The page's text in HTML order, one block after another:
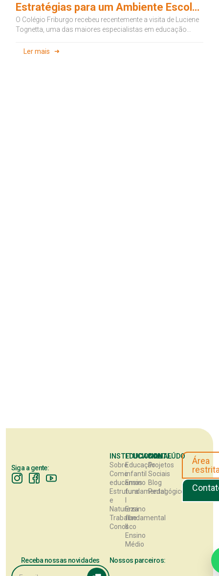
Estratégias para um Ambiente Escolar
Acolhedor e Seguro
O Colégio Friburgo recebeu recentemente a visita de Luciene
Tognetta, uma das maiores especialistas em educação
Ler mais
Siga a gente:
INSTITUCIONAL
Sobre
Como
educamos
Estrutura
e
Natureza
Trabalhe
Conosco
EDUCACIONAL
Educação
infantil
Ensino
fundamental
Ensino
fundamental
II
Ensino
Médio
CONTEÚDO
Blog
Pedagógico
Projetos
Sociais
Área
Receba nossas novidades Nossos parceiros: